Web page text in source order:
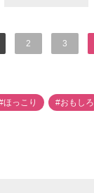
2 3
ほっこり #おもしろ